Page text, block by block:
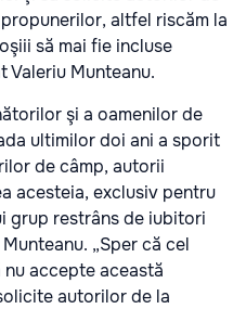
altfel riscăm la
să mai fie incluse
Valeriu Munteanu.
şi a oamenilor de
ultimilor doi ani a sporit
de câmp, autorii
acesteia, exclusiv pentru
grup restrâns de iubitori
„Sper că cel
accepte această
autorilor de la